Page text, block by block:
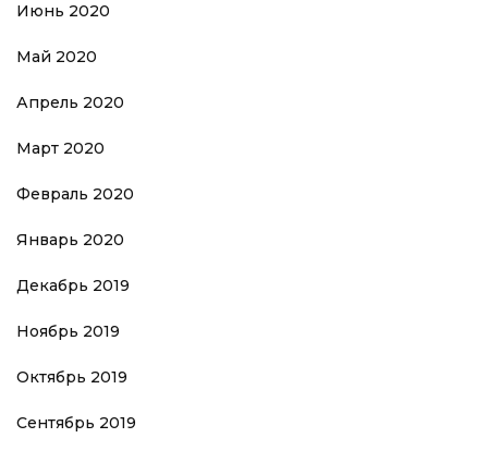
Июнь 2020
Май 2020
Апрель 2020
Март 2020
Февраль 2020
Январь 2020
Декабрь 2019
Ноябрь 2019
Октябрь 2019
Сентябрь 2019